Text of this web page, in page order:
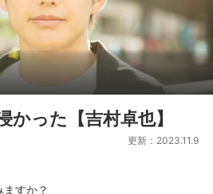
かった【吉村卓也】
更新：2023.11.9
すか？